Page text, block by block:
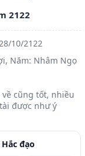
2122
28/10/2122
Năm: Nhâm Ngọ
cũng tốt, nhiều
được như ý
đạo